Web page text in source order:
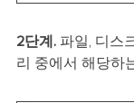
2단계. 파일, 디스
리 중에서 해당하